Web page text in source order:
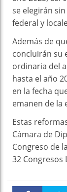
se elegirán
federal y
Además de
concluirán su
ordinaria del
hasta el año
en la fecha
emanen de la
Estas
Cámara de
Congreso de
32 Congresos